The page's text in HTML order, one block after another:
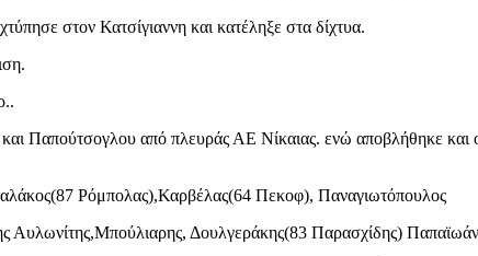
στον Κατσίγιαννη και κατέληξε στα δίχτυα.
Παπούτσογλου από πλευράς ΑΕ Νίκαιας. ενώ αποβλήθηκε
Ρόμπολας),Καρβέλας(64 Πεκοφ), Παναγιωτόπουλος
Δουλγεράκης(83 Παρασχίδης)